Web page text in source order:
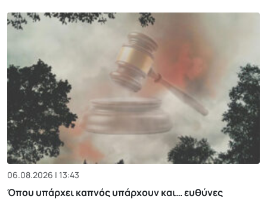
06.08.2026 | 13:43
Όπου υπάρχει καπνός υπάρχουν και… ευθύνες